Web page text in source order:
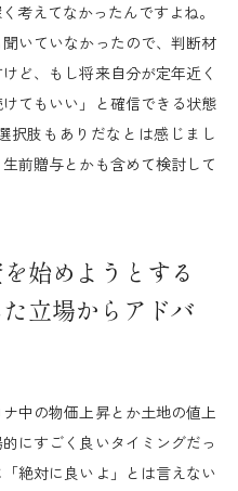
考えてなかったんですよね。
いていなかったので、判断材
ど、もし将来自分が定年近く
てもいい」と確信できる状態
択肢もありだなとは感じまし
前贈与とかも含めて検討して
始めようとする
立場からアドバ
中の物価上昇とか土地の値上
にすごく良いタイミングだっ
絶対に良いよ」とは言えない